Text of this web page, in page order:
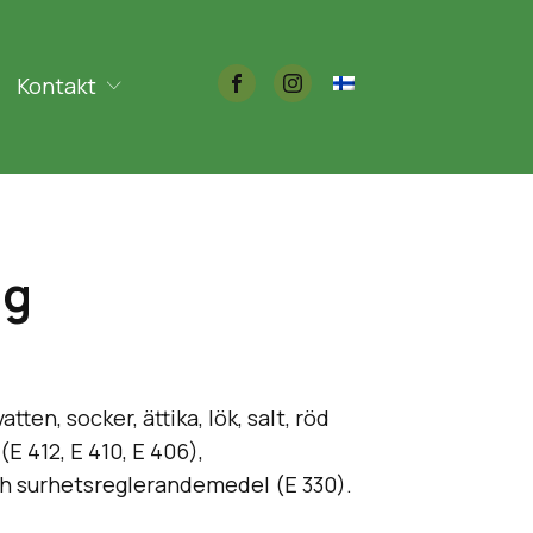
Kontakt
socker, ättika, lök, salt, röd
412, E 410, E 406),
surhetsreglerandemedel (E 330).